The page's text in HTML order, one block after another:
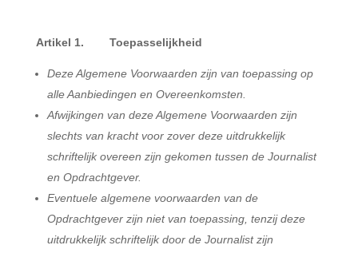
Artikel 1. Toepasselijkheid
Deze Algemene Voorwaarden zijn van toepassing op
alle Aanbiedingen en Overeenkomsten.
Afwijkingen van deze Algemene Voorwaarden zijn
slechts van kracht voor zover deze uitdrukkelijk
schriftelijk overeen zijn gekomen tussen de Journalist
en Opdrachtgever.
Eventuele algemene voorwaarden van de
Opdrachtgever zijn niet van toepassing, tenzij deze
uitdrukkelijk schriftelijk door de Journalist zijn